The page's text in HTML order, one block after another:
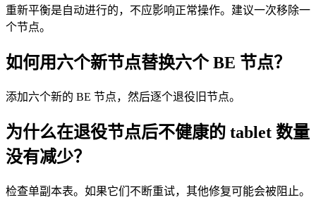
重新平衡是自动进行的，不应影响正常操作。建议一次移除一
个节点。
如何用六个新节点替换六个 BE 节点？
添加六个新的 BE 节点，然后逐个退役旧节点。
为什么在退役节点后不健康的 tablet 数量
没有减少？
检查单副本表。如果它们不断重试，其他修复可能会被阻止。